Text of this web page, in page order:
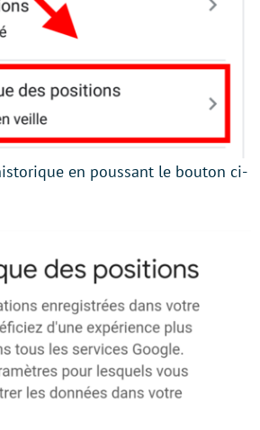
en poussant le bouton ci-